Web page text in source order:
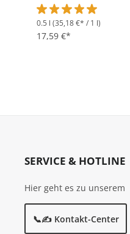
Durchschnittliche
0.5 l (35,18 €* / 1 l)
17,59 €*
SERVICE & HOTLINE
Hier geht es zu unserem
📞✍️ Kontakt-Center